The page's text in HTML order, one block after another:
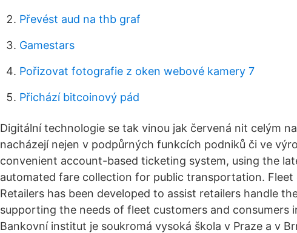
Převést aud na thb graf
Gamestars
Pořizovat fotografie z oken webové kamery 7
Přichází bitcoinový pád
Digitální technologie se tak vinou jak červená nit celým
nacházejí nejen v podpůrných funkcích podniků či ve
convenient account-based ticketing system, using the
automated fare collection for public transportation. Fleet
Retailers has been developed to assist retailers handle
supporting the needs of fleet customers and consumers
Bankovní institut je soukromá vysoká škola v Praze a v